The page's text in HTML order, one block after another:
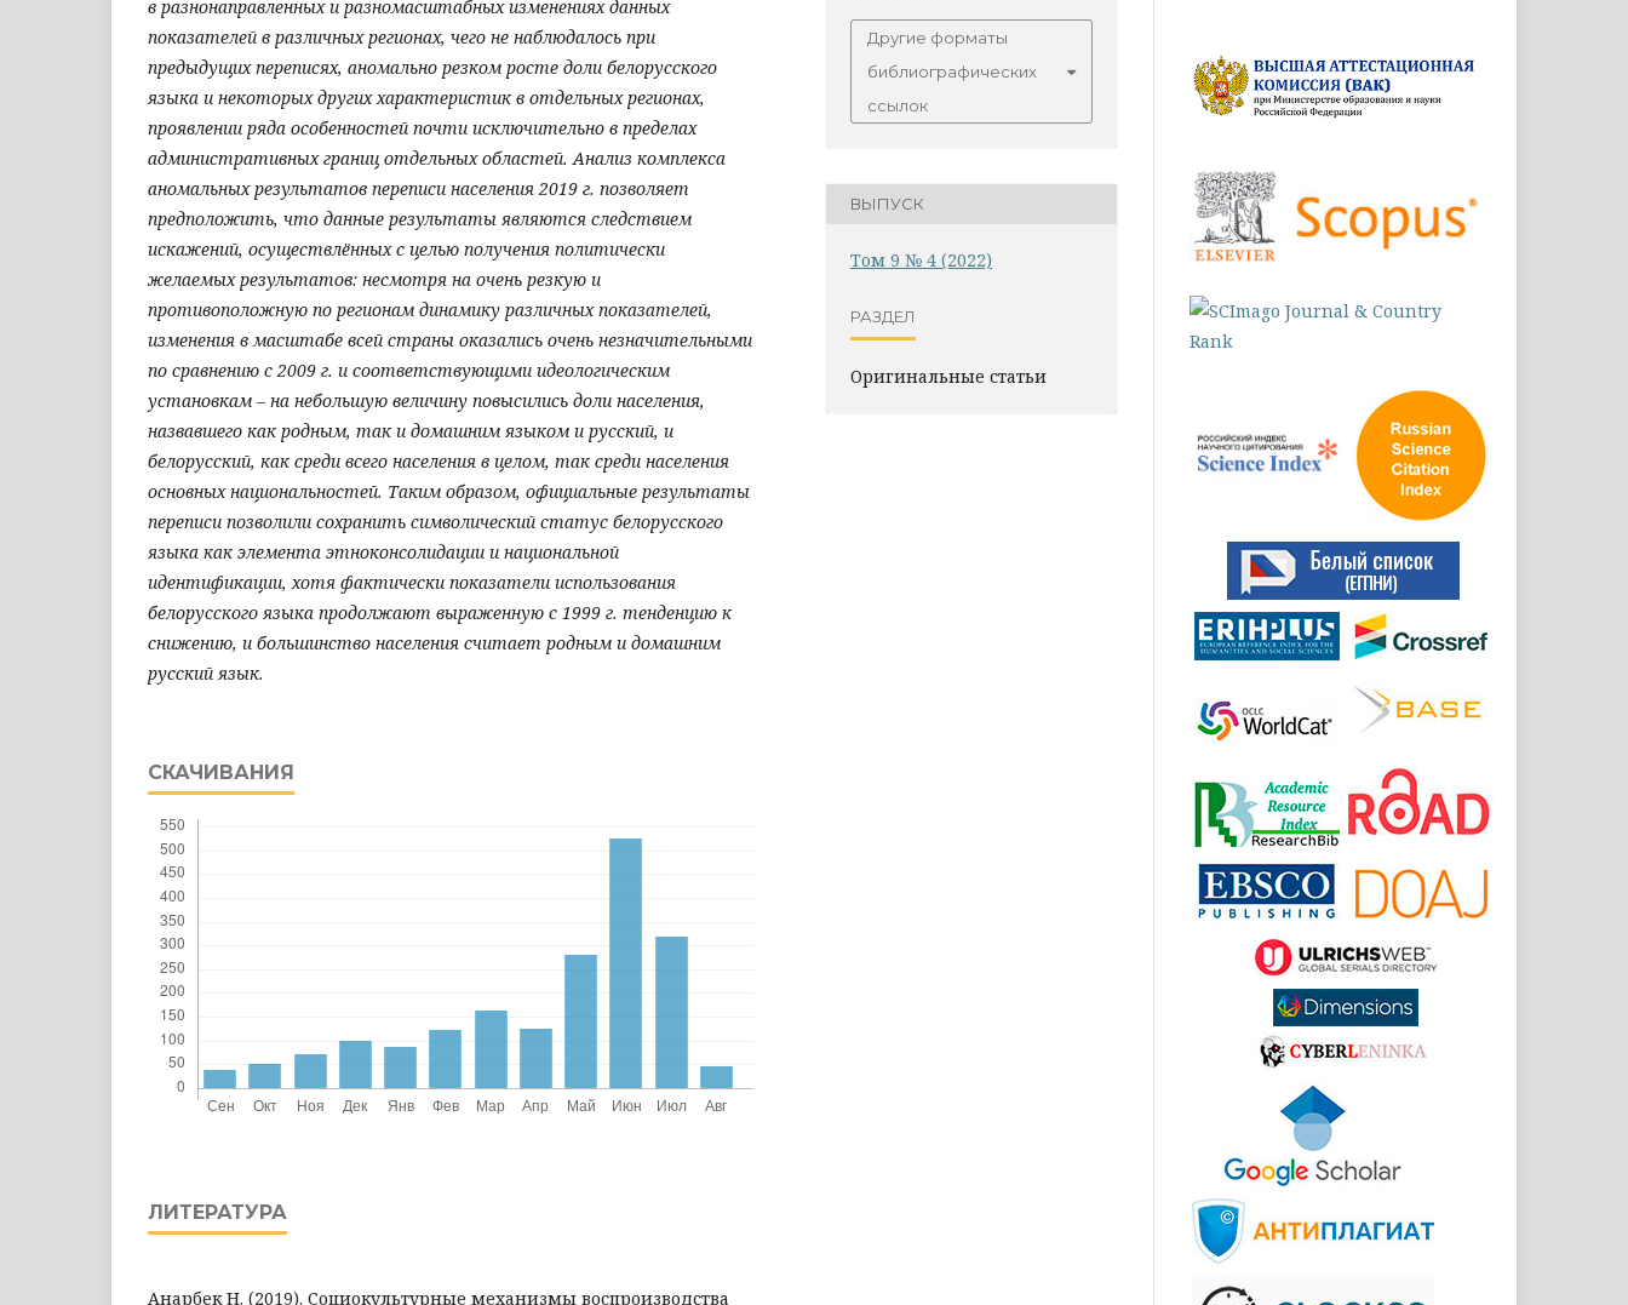
в разнонаправленных и разномасштабных изменениях данных
показателей в различных регионах, чего не наблюдалось при
предыдущих переписях, аномально резком росте доли белорусского
языка и некоторых других характеристик в отдельных регионах,
проявлении ряда особенностей почти исключительно в пределах
административных границ отдельных областей. Анализ комплекса
аномальных результатов переписи населения 2019 г. позволяет
предположить, что данные результаты являются следствием
искажений, осуществлённых с целью получения политически
желаемых результатов: несмотря на очень резкую и
противоположную по регионам динамику различных показателей,
изменения в масштабе всей страны оказались очень незначительными
по сравнению с 2009 г. и соответствующими идеологическим
установкам – на небольшую величину повысились доли населения,
назвавшего как родным, так и домашним языком и русский, и
белорусский, как среди всего населения в целом, так среди населения
основных национальностей. Таким образом, официальные результаты
переписи позволили сохранить символический статус белорусского
языка как элемента этноконсолидации и национальной
идентификации, хотя фактически показатели использования
белорусского языка продолжают выраженную с 1999 г. тенденцию к
снижению, и большинство населения считает родным и домашним
русский язык.
СКАЧИВАНИЯ
ЛИТЕРАТУРА
Анарбек Н. (2019). Социокультурные механизмы воспроизводства
Другие форматы
библиографических
ссылок
ВЫПУСК
Том 9 № 4 (2022)
РАЗДЕЛ
Оригинальные статьи